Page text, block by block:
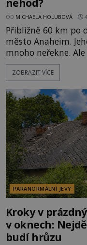
OD MICHAELA HOLUBOVÁ
Přibližně 60 km po
město Anaheim.
mnoho neřekne.
Disneyland, je hned jasno. Zábavní
poklidném místě
kolem 17 000 000
velká snaha to
ZOBRAZIT VÍCE
PARANORMÁLNÍ JEVY
Kroky v
v oknech:
budí hrůzu